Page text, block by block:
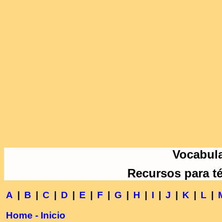
Recursos para
A B C D E F G H I J K L
Home - Inicio